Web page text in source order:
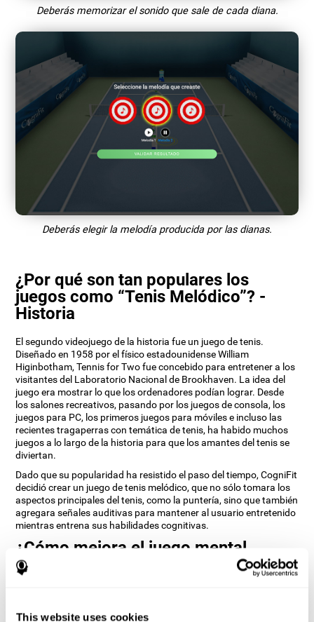
This website uses cookies
Deberás memorizar el sonido que sale de cada diana.
Deberás elegir la melodía producida por las dianas.
¿Por qué son tan populares los
juegos como “Tenis Melódico”? -
Historia
El segundo videojuego de la historia fue un juego de tenis.
Diseñado en 1958 por el físico estadounidense William
Higinbotham, Tennis for Two fue concebido para entretener a los
visitantes del Laboratorio Nacional de Brookhaven. La idea del
juego era mostrar lo que los ordenadores podían lograr. Desde
los salones recreativos, pasando por los juegos de consola, los
juegos para PC, los primeros juegos para móviles e incluso las
recientes tragaperras con temática de tenis, ha habido muchos
juegos a lo largo de la historia para que los amantes del tenis se
diviertan.
Dado que su popularidad ha resistido el paso del tiempo, CogniFit
decidió crear un juego de tenis melódico, que no sólo tomara los
aspectos principales del tenis, como la puntería, sino que también
agregara señales auditivas para mantener al usuario entretenido
mientras entrena sus habilidades cognitivas.
¿Cómo mejora el juego mental
“Tenis Melódico” mis habilidades
cognitivas?